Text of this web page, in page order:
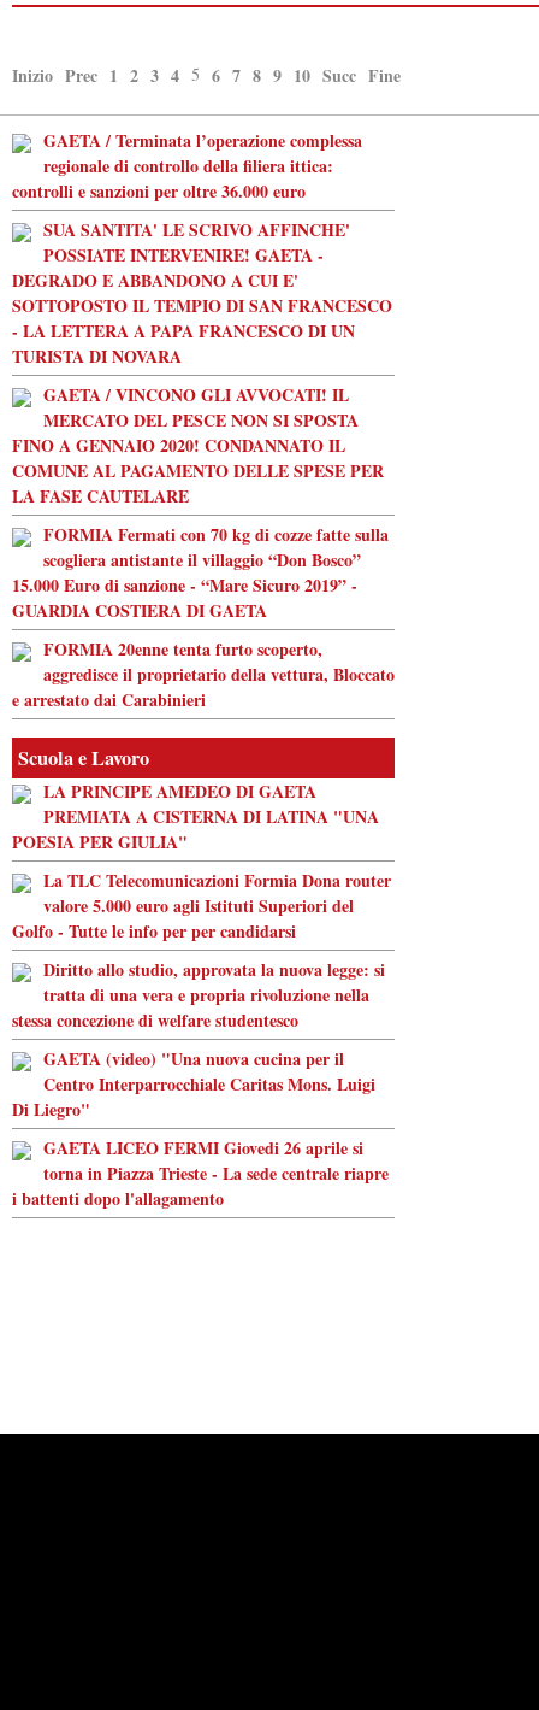
Inizio Prec 1 2 3 4 5 6 7 8 9 10 Succ Fine
GAETA / Terminata l’operazione complessa
regionale di controllo della filiera ittica:
controlli e sanzioni per oltre 36.000 euro
SUA SANTITA' LE SCRIVO AFFINCHE'
POSSIATE INTERVENIRE! GAETA -
DEGRADO E ABBANDONO A CUI E'
SOTTOPOSTO IL TEMPIO DI SAN FRANCESCO
- LA LETTERA A PAPA FRANCESCO DI UN
TURISTA DI NOVARA
GAETA / VINCONO GLI AVVOCATI! IL
MERCATO DEL PESCE NON SI SPOSTA
FINO A GENNAIO 2020! CONDANNATO IL
COMUNE AL PAGAMENTO DELLE SPESE PER
LA FASE CAUTELARE
FORMIA Fermati con 70 kg di cozze fatte sulla
scogliera antistante il villaggio “Don Bosco”
15.000 Euro di sanzione - “Mare Sicuro 2019” -
GUARDIA COSTIERA DI GAETA
FORMIA 20enne tenta furto scoperto,
aggredisce il proprietario della vettura, Bloccato
e arrestato dai Carabinieri
Scuola e Lavoro
LA PRINCIPE AMEDEO DI GAETA
PREMIATA A CISTERNA DI LATINA "UNA
POESIA PER GIULIA"
La TLC Telecomunicazioni Formia Dona router
valore 5.000 euro agli Istituti Superiori del
Golfo - Tutte le info per per candidarsi
Diritto allo studio, approvata la nuova legge: si
tratta di una vera e propria rivoluzione nella
stessa concezione di welfare studentesco
GAETA (video) "Una nuova cucina per il
Centro Interparrocchiale Caritas Mons. Luigi
Di Liegro"
GAETA LICEO FERMI Giovedi 26 aprile si
torna in Piazza Trieste - La sede centrale riapre
i battenti dopo l'allagamento